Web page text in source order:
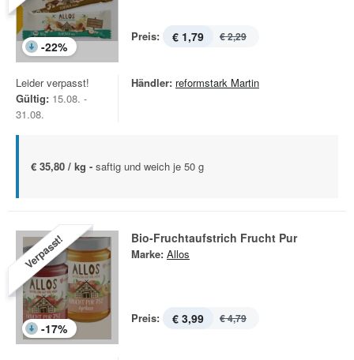
-22%
Preis: € 1,79 € 2,29
Leider verpasst!
Gültig: 15.08. -
31.08.
Händler: reformstark Martin
€ 35,80 / kg - saftig und weich je 50 g
Verpasst!
-17%
Bio-Fruchtaufstrich Frucht Pur
Marke: Allos
Preis: € 3,99 € 4,79